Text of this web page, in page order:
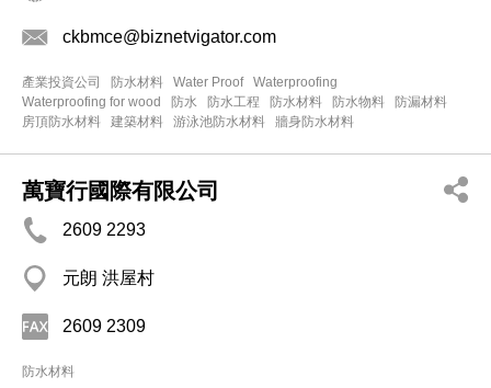
ckbmce@biznetvigator.com
產業投資公司 防水材料 Water Proof
Waterproofing
Waterproofing for wood
防水 防水工程 防水材料 防水物料
防漏材料
房頂防水材料
建築材料 游泳池防水材料 牆身防水材料
萬寶行國際有限公司
2609 2293
元朗 洪屋村
2609 2309
防水材料